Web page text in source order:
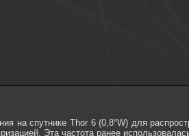
на спутнике Thor 6 (0,8°W) для
Эта частота ранее